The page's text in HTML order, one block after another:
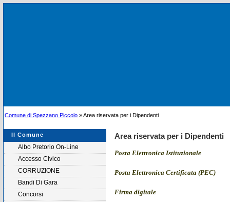
Comune di Spezzano Piccolo » Area riservata per i Dipendenti
Il Comune
Albo Pretorio On-Line
Accesso Civico
CORRUZIONE
Bandi Di Gara
Concorsi
Area riservata per i Dipendenti
Posta Elettronica Istituzionale
Posta Elettronica Certificata (PEC)
Firma digitale